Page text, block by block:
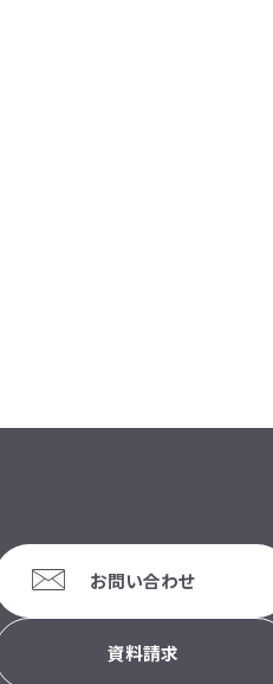
お問い合わせ
資料請求